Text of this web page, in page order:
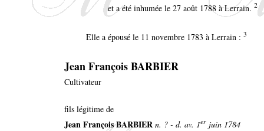
et a été inhumée le 27 août 1788 à Lerrain. 2
Elle a épousé le 11 novembre 1783 à Lerrain : 3
Jean François BARBIER
Cultivateur
fils légitime de
Jean François BARBIER n. ? - d. av. 1er juin 1784